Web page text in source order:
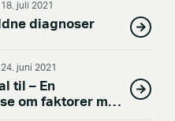
18. juli 2021
diagnoser
24. juni 2021
til – En
om faktorer med
rekruttering av